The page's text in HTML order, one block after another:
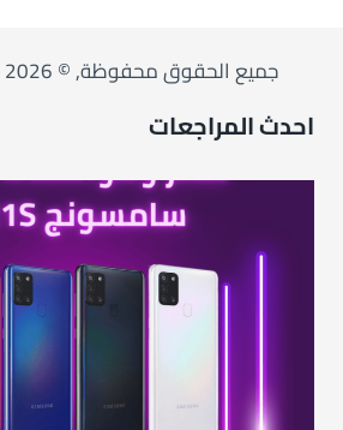
جميع الحقوق محفوظة, © 2026 جوال السعودية
احدث المراجعات